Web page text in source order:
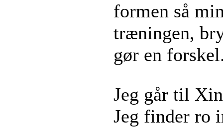
formen så
træningen,
gør en
Jeg går til
Jeg finder ro